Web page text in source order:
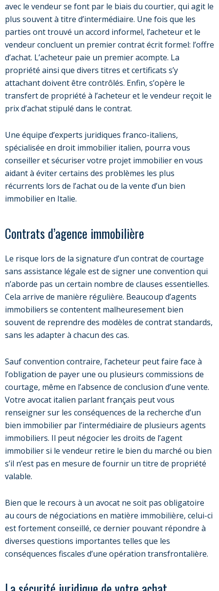
avec le vendeur se font par le biais du courtier, qui agit le
plus souvent à titre d’intermédiaire. Une fois que les
parties ont trouvé un accord informel, l’acheteur et le
vendeur concluent un premier contrat écrit formel: l’offre
d’achat. L’acheteur paie un premier acompte. La
propriété ainsi que divers titres et certificats s’y
attachant doivent être contrôlés. Enfin, s’opère le
transfert de propriété à l’acheteur et le vendeur reçoit le
prix d’achat stipulé dans le contrat.
Une équipe d’experts juridiques franco-italiens,
spécialisée en droit immobilier italien, pourra vous
conseiller et sécuriser votre projet immobilier en vous
aidant à éviter certains des problèmes les plus
récurrents lors de l’achat ou de la vente d’un bien
immobilier en Italie.
Contrats d’agence immobilière
Le risque lors de la signature d’un contrat de courtage
sans assistance légale est de signer une convention qui
n’aborde pas un certain nombre de clauses essentielles.
Cela arrive de manière régulière. Beaucoup d’agents
immobiliers se contentent malheuresement bien
souvent de reprendre des modèles de contrat standards,
sans les adapter à chacun des cas.
Sauf convention contraire, l’acheteur peut faire face à
l’obligation de payer une ou plusieurs commissions de
courtage, même en l’absence de conclusion d’une vente.
Votre avocat italien parlant français peut vous
renseigner sur les conséquences de la recherche d’un
bien immobilier par l’intermédiaire de plusieurs agents
immobiliers. Il peut négocier les droits de l’agent
immobilier si le vendeur retire le bien du marché ou bien
s’il n’est pas en mesure de fournir un titre de propriété
valable.
Bien que le recours à un avocat ne soit pas obligatoire
au cours de négociations en matière immobilière, celui-ci
est fortement conseillé, ce dernier pouvant répondre à
diverses questions importantes telles que les
conséquences fiscales d’une opération transfrontalière.